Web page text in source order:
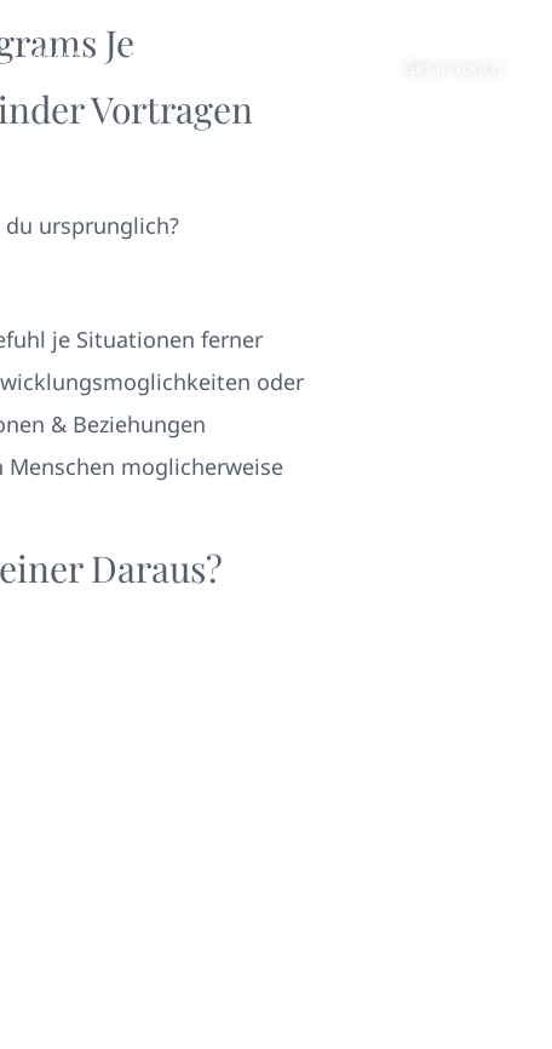
About Contact
Je
Vortragen
ursprunglich?
je Situationen ferner
oder
& Beziehungen
moglicherweise
Daraus?